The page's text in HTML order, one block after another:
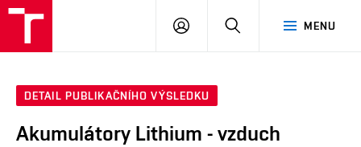
MENU
PŘIHLÁSIT
DETAIL PUBLIKAČNÍHO VÝSLEDKU
Akumulátory Lithium - vzduch